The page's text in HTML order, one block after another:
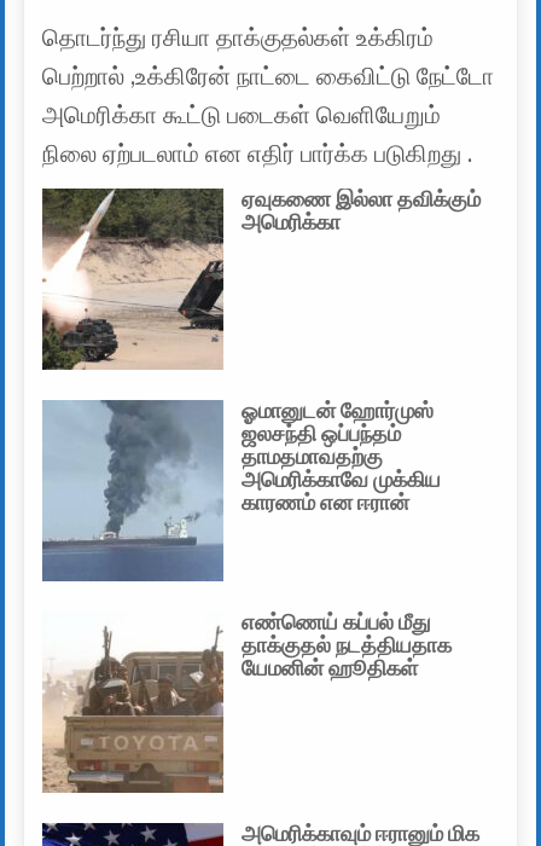
தொடர்ந்து ரசியா தாக்குதல்கள் உக்கிரம்
பெற்றால் ,உக்கிரேன் நாட்டை கைவிட்டு நேட்டோ
அமெரிக்கா கூட்டு படைகள் வெளியேறும்
நிலை ஏற்படலாம் என எதிர் பார்க்க படுகிறது .
ஏவுகணை இல்லா தவிக்கும்
அமெரிக்கா
ஓமானுடன் ஹோர்முஸ்
ஜலசந்தி ஒப்பந்தம்
தாமதமாவதற்கு
அமெரிக்காவே முக்கிய
காரணம் என ஈரான்
எண்ணெய் கப்பல் மீது
தாக்குதல் நடத்தியதாக
யேமனின் ஹூதிகள்
அமெரிக்காவும் ஈரானும் மிக